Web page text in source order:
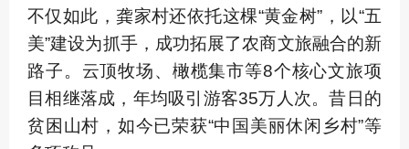
不仅如此，龚家村还依托这棵“黄金树”，以“五
美”建设为抓手，成功拓展了农商文旅融合的新
路子。云顶牧场、橄榄集市等8个核心文旅项
目相继落成，年均吸引游客35万人次。昔日的
贫困山村，如今已荣获“中国美丽休闲乡村”等